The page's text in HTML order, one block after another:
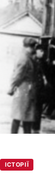
ІСТОРІЇ